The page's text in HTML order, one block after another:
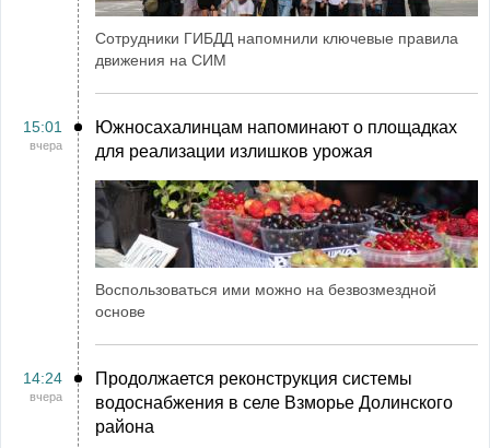
Сотрудники ГИБДД напомнили ключевые правила
движения на СИМ
15:01
вчера
Южносахалинцам напоминают о площадках
для реализации излишков урожая
Воспользоваться ими можно на безвозмездной
основе
14:24
вчера
Продолжается реконструкция системы
водоснабжения в селе Взморье Долинского
района